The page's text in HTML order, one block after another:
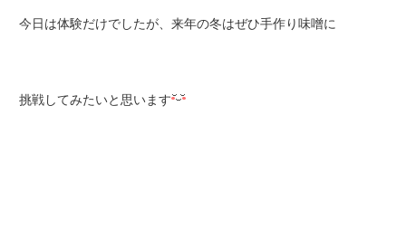
今日は体験だけでしたが、来年の冬はぜひ手作り味噌に
挑戦してみたいと思います